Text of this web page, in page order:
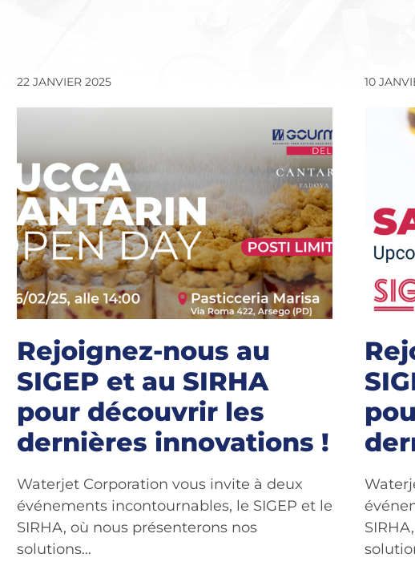
22 JANVIER 2025
Rejoignez-nous au
SIGEP et au SIRHA
pour découvrir les
dernières innovations !
Waterjet Corporation vous invite à deux
événements incontournables, le SIGEP et le
SIRHA, où nous présenterons nos
solutions…
10